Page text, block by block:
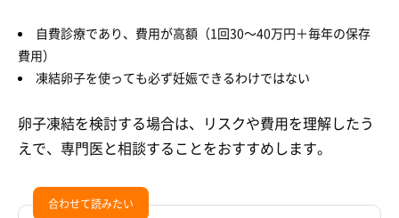
自費診療であり、費用が高額（1回30～40万円＋毎年の保存
費用）
凍結卵子を使っても必ず妊娠できるわけではない
卵子凍結を検討する場合は、リスクや費用を理解したう
えで、専門医と相談することをおすすめします。